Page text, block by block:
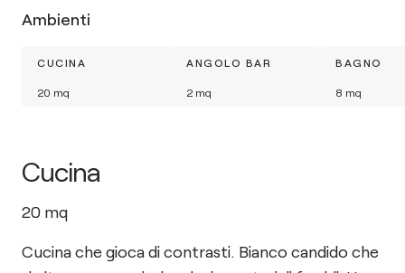
Ambienti
CUCINA
20 mq
ANGOLO BAR
2 mq
BAGNO
8 mq
Cucina
20 mq
Cucina che gioca di contrasti. Bianco candido che